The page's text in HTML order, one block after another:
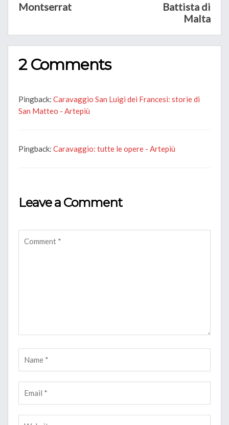
Montserrat
Battista di
Malta
2 Comments
Pingback: Caravaggio San Luigi dei Francesi: storie di
San Matteo - Artepiù
Pingback: Caravaggio: tutte le opere - Artepiù
Leave a Comment